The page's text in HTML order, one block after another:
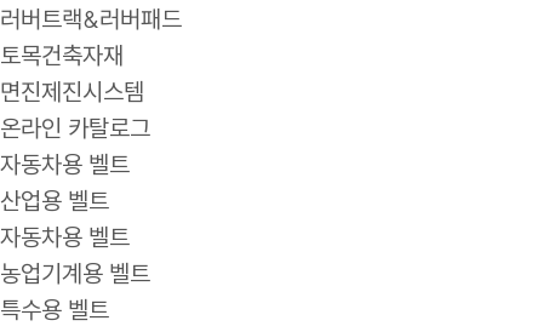
러버트랙&러버패드
토목건축자재
면진제진시스템
온라인 카탈로그
자동차용 벨트
산업용 벨트
자동차용 벨트
농업기계용 벨트
특수용 벨트